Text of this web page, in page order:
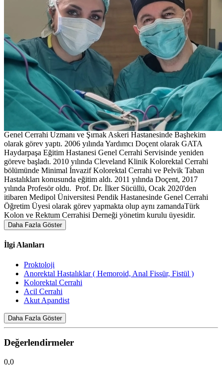
Açıklama
Prof. Dr. İlker Sücüllü, 1972 yılında Denizli'de dünyaya gelmiştir.
GATA Askeri Tıp Fakültesinden 1996 yılında J. Tbp. Teğmen
rütbesiyle mezun oldu. Genel Cerrahi Uzmanlık Eğitimini, 1999 -
2004 yılları arasında Gata Haydarpaşa Eğitim Hastanesi Genel
Cerrahi Servisinde tamamladı. Ankara Jandarma Hastanesinde
Genel Cerrahi Uzmanı ve Şırnak Askeri Hastanesinde Başhekim
olarak görev yaptı. 2006 yılında Yardımcı Doçent olarak GATA
Haydarpaşa Eğitim Hastanesi Genel Cerrahi Servisinde yeniden
göreve başladı. 2010 yılında Cleveland Klinik Kolorektal Cerrahi
bölümünde Minimal İnvazif Kolorektal Cerrahi ve Pelvik Taban
Hastalıkları konusunda eğitim aldı. 2011 yılında Doçent, 2017
yılında Profesör oldu. Prof. Dr. İlker Sücüllü, Ocak 2020'den
itibaren Medipol Üniversitesi Pendik Hastanesinde Genel Cerrahi
Öğretim Üyesi olarak görev yapmakta olup aynı zamandaTürk
Kolon ve Rektum Cerrahisi Derneği yönetim kurulu üyesidir.
Daha Fazla Göster
İlgi Alanları
Proktoloji
Anorektal Hastalıklar ( Hemoroid, Anal Fissür, Fistül )
Kolorektal Cerrahi
Acil Cerrahi
Akut Apandist
Daha Fazla Göster
Değerlendirmeler
0,0